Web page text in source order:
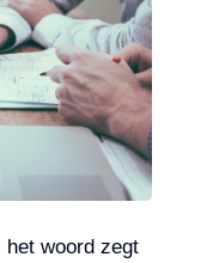
het woord zegt